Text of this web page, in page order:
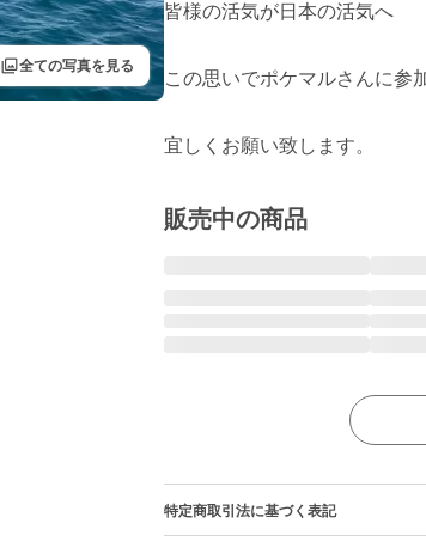
filter全ての写真を見る
皆様の活気が日本の活気へ
この思いでポケマルさんに参
販売中の商品
特定商取引法に基づく表記